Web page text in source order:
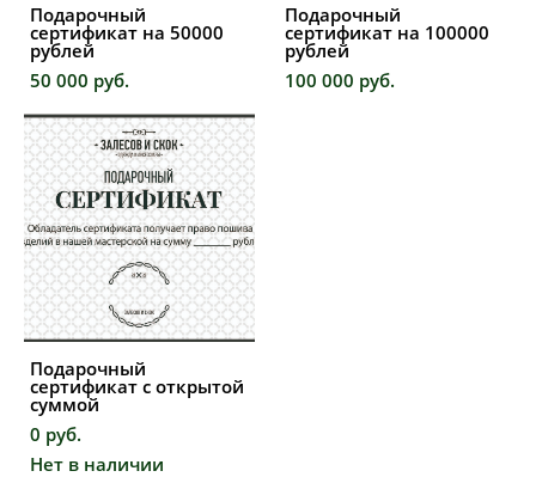
Подарочный
сертификат на 50000
рублей
50 000 pуб.
Подарочный
сертификат на 100000
рублей
100 000 pуб.
Подарочный
сертификат с открытой
суммой
0 pуб.
Нет в наличии